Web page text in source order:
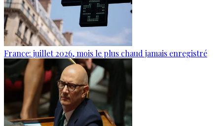
France: juillet 2026, mois le plus chaud jamais enregistré